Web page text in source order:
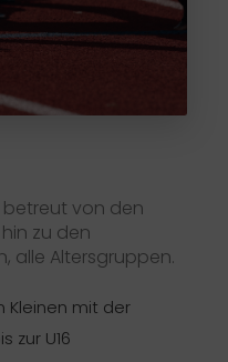
von den
zu den
alle Altersgruppen.
Kleinen mit der
zur U16